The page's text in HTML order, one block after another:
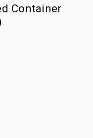
Container